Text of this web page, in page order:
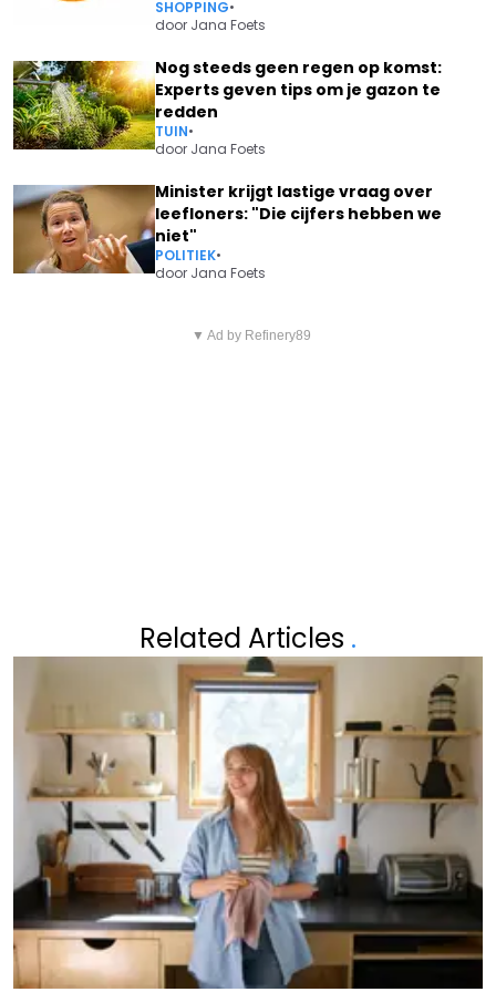
SHOPPING•
door Jana Foets
Nog steeds geen regen op komst:
Experts geven tips om je gazon te
redden
TUIN•
door Jana Foets
Minister krijgt lastige vraag over
leefloners: "Die cijfers hebben we
niet"
POLITIEK•
door Jana Foets
TOM BOONEN KAN AMPER
▼ Ad by Refinery89
Related Articles .